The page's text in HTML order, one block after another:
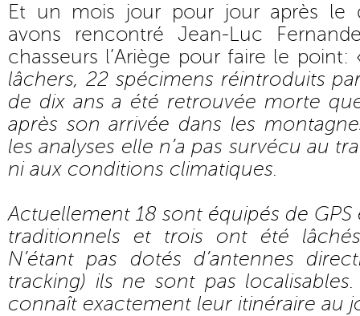
Et un mois jour pour jour après le
avons rencontré Jean-Luc
chasseurs l’Ariège pour faire le point:
lâchers, 22 spécimens réintroduits
de dix ans a été retrouvée morte
après son arrivée dans les
les analyses elle n’a pas survécu au
ni aux conditions climatiques.
Actuellement 18 sont équipés de GPS
traditionnels et trois ont été
N’étant pas dotés d’antennes
tracking) ils ne sont pas
connaît exactement leur itinéraire au